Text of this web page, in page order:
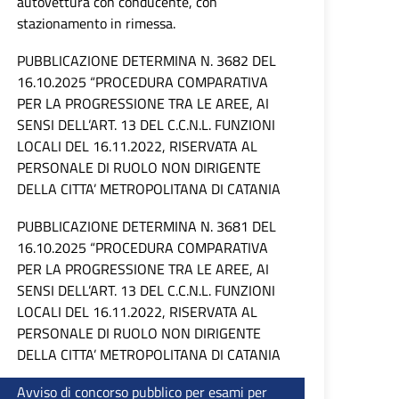
stazionamento in rimessa.
PUBBLICAZIONE DETERMINA N. 3682 DEL
16.10.2025 “PROCEDURA COMPARATIVA
PER LA PROGRESSIONE TRA LE AREE, AI
SENSI DELL’ART. 13 DEL C.C.N.L. FUNZIONI
LOCALI DEL 16.11.2022, RISERVATA AL
PERSONALE DI RUOLO NON DIRIGENTE
DELLA CITTA’ METROPOLITANA DI CATANIA
PUBBLICAZIONE DETERMINA N. 3681 DEL
16.10.2025 “PROCEDURA COMPARATIVA
PER LA PROGRESSIONE TRA LE AREE, AI
SENSI DELL’ART. 13 DEL C.C.N.L. FUNZIONI
LOCALI DEL 16.11.2022, RISERVATA AL
PERSONALE DI RUOLO NON DIRIGENTE
DELLA CITTA’ METROPOLITANA DI CATANIA
Avviso di concorso pubblico per esami per